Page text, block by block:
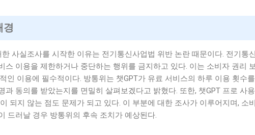
경
사실조사를 시작한 이유는 전기통신사업법 위반 논란 때문이다. 전기통
스 이용을 제한하거나 중단하는 행위를 금지하고 있다. 이는 소비자 권리
인 이용에 필수적이다. 방통위는 챗GPT가 유료 서비스의 하루 이용 횟수
과 동의를 받았는지를 면밀히 살펴보겠다고 밝혔다. 또한, 챗GPT 프로 사
되지 않는 점도 문제가 되고 있다. 이 부분에 대한 조사가 이루어지며, 소
드러날 경우 방통위의 후속 조치가 예상된다.